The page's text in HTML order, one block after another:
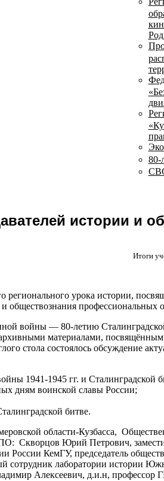
80-
истории и
Итоги
урока истории,
обществознания профессиональных
войны — 80-летию
материалами,
стола состоялось обсуждение
1941-1945 гг. и Сталинградской
дням воинской славы России;
битве.
области-Кузбасса,
Скворцов Юрий Петрович,
КемГУ, председатель
сотрудник лаборатории
Алексеевич, д.и.н,